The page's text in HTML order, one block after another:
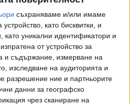
съхраняваме и/или имаме
като бисквитки, и
уникални идентификатори и
от устройство за
и съдържание, измерване на
изследване на аудиторията и
разрешение ние и партньорите
данни за географско
чрез сканиране на
г. през него са били
тона нефтопродукти.
градът е бил атакуван от над
апарата. На територията на
няколко огнища на пожар, а на
на един от резервоарите с